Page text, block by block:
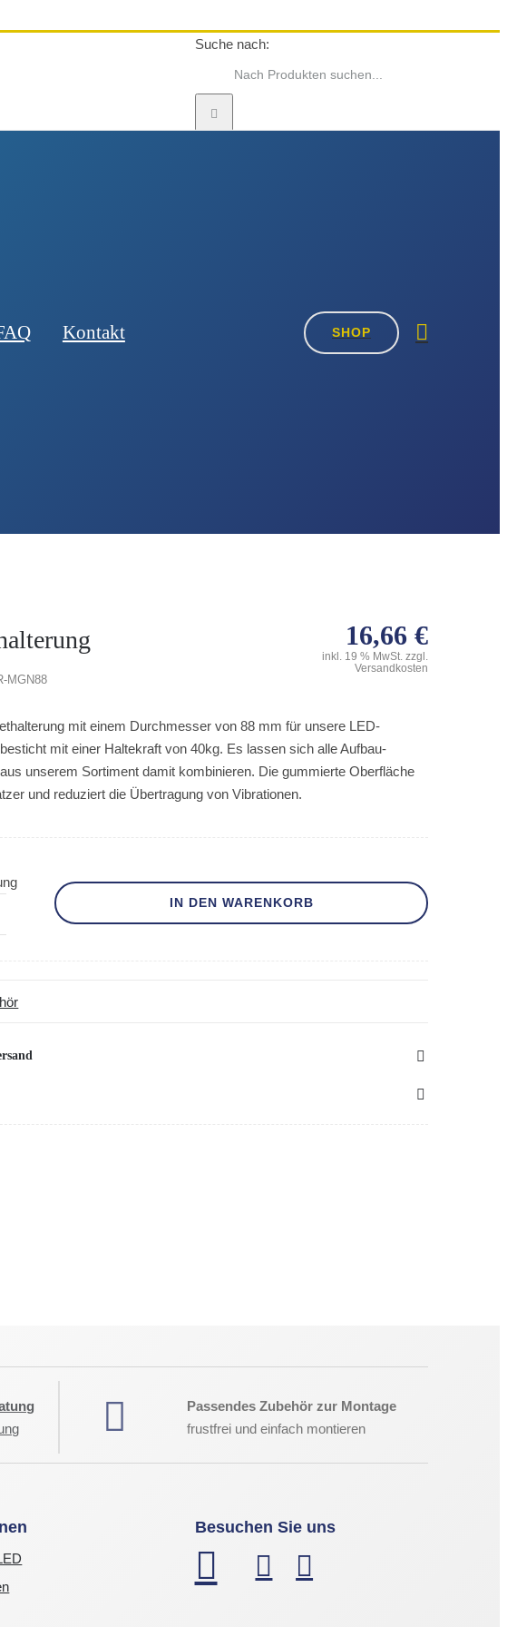
Suche nach:
Kontakt SHOP
MGN88
16,66€
inkl. 19 % MwSt. zzgl.
Versandkosten
mit einem Durchmesser von 88 mm für unsere LED-
mit einer Haltekraft von 40kg. Es lassen sich alle Aufbau-
unserem Sortiment damit kombinieren. Die gummierte Oberfläche
und reduziert die Übertragung von Vibrationen.
IN DEN WARENKORB
Passendes Zubehör zur Montage
frustfrei und einfach montieren
Besuchen Sie uns